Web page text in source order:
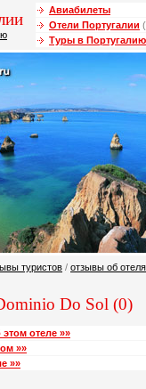
Авиабилеты
Отели Португалии
Туры в Португалию
туристов / отзывы об
Do Sol (0)
отеле »»
»»
»»